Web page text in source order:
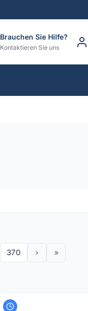
Brauchen Sie Hilfe?
Kontaktieren Sie uns
370 › »